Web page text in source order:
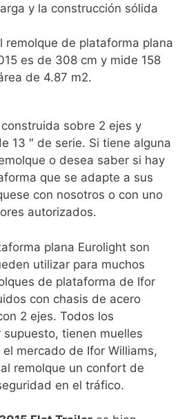
y la construcción sólida
remolque de plataforma plana
es de 308 cm y mide 158
de 4.87 m2.
sobre 2 ejes y
13 ″ de serie. Si tiene alguna
o desea saber si hay
que se adapte a sus
con nosotros o con uno
autorizados.
plana Eurolight son
utilizar para muchos
de plataforma de Ifor
con chasis de acero
2 ejes. Todos los
tienen muelles
mercado de Ifor Williams,
remolque un confort de
en el tráfico.